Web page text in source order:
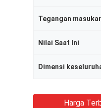
Tegangan
Nilai Saat Ini
Harga